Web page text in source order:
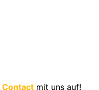
Contact mit uns auf!